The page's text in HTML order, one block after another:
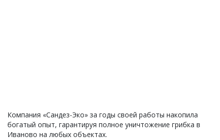
Компания «Сандез-Эко» за годы своей работы накопила
богатый опыт, гарантируя полное уничтожение грибка в
Иваново на любых объектах.